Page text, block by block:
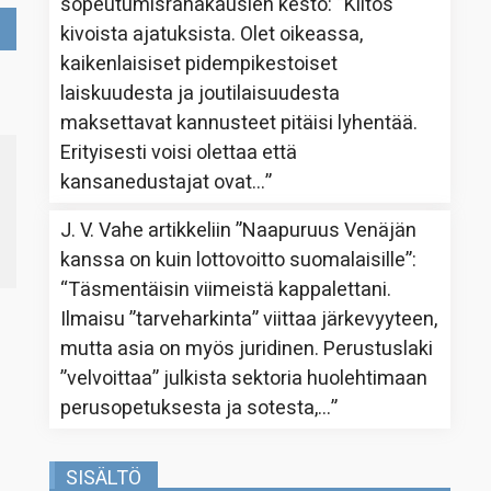
kivoista ajatuksista. Olet oikeassa,
kaikenlaisiset pidempikestoiset
laiskuudesta ja joutilaisuudesta
maksettavat kannusteet pitäisi lyhentää.
Erityisesti voisi olettaa että
kansanedustajat ovat…”
J. V. Vahe artikkeliin”Naapuruus Venäjän
kanssa on kuin lottovoitto suomalaisille”:
“Täsmentäisin viimeistä kappalettani.
Ilmaisu ”tarveharkinta” viittaa järkevyyteen,
mutta asia on myös juridinen. Perustuslaki
”velvoittaa” julkista sektoria huolehtimaan
perusopetuksesta ja sotesta,…”
SISÄLTÖ